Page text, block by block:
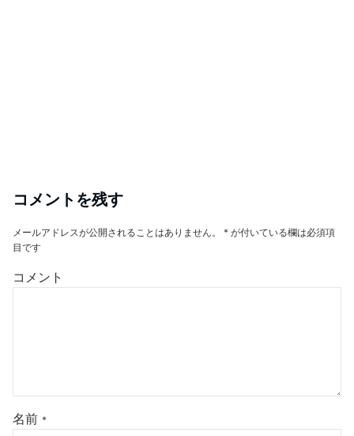
コメントを残す
メールアドレスが公開されることはありません。 * が付いている欄は必須項
目です
コメント
名前 *